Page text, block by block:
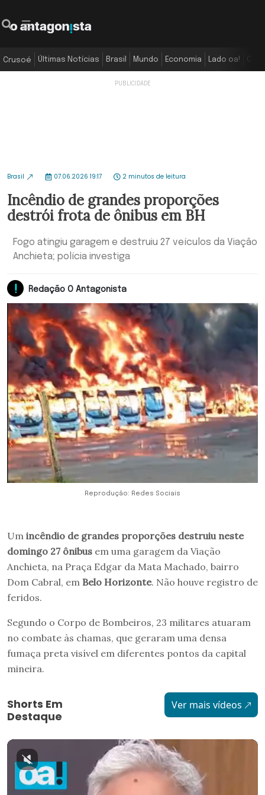
Crusoé Últimas Notícias Brasil Mundo Economia Lado oa!
Brasil 07.06.2026 19:17 2 minutos de leitura
Incêndio de grandes proporções
destrói frota de ônibus em BH
Fogo atingiu garagem e destruiu 27 veículos da Viação
Anchieta; polícia investiga
Redação O Antagonista
Reprodução: Redes Sociais
Um incêndio de grandes proporções destruiu neste
domingo 27 ônibus em uma garagem da Viação
Anchieta, na Praça Edgar da Mata Machado, bairro
Dom Cabral, em Belo Horizonte. Não houve registro de
feridos.
Segundo o Corpo de Bombeiros, 23 militares atuaram
no combate às chamas, que geraram uma densa
fumaça preta visível em diferentes pontos da capital
mineira.
Shorts Em
Destaque
Ver mais vídeos